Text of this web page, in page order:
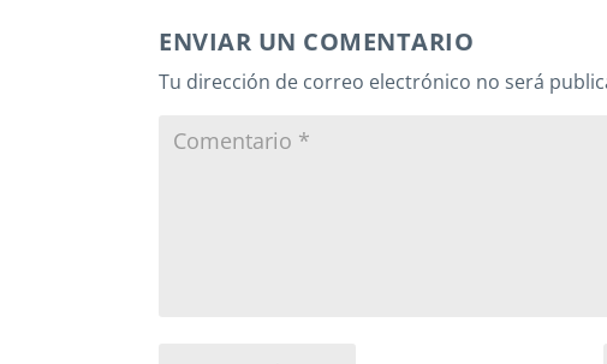
ENVIAR UN COMENTARIO
Tu dirección de correo electrónico no será